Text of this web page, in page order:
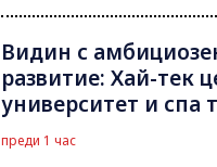
Видин с
развитие: Хай-тек
университет и спа
преди 1 час